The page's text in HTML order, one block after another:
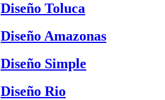
Diseño Toluca
Diseño Amazonas
Diseño Simple
Diseño Rio